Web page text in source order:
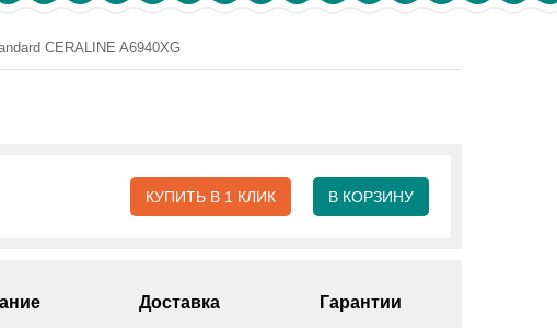
CERALINE A6940XG
КУПИТЬ В 1 КЛИК В КОРЗИНУ
Доставка Гарантии